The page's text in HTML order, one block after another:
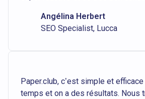
Angélina Herbert
SEO Specialist, Lucca
Paper.club, c’est simple et
temps et on a des résultats. Nous